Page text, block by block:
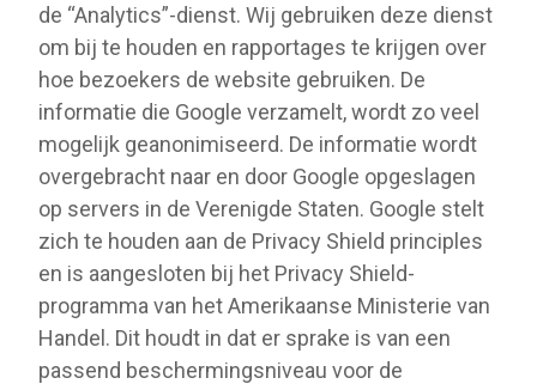
de “Analytics”-dienst. Wij gebruiken deze dienst
om bij te houden en rapportages te krijgen over
hoe bezoekers de website gebruiken. De
informatie die Google verzamelt, wordt zo veel
mogelijk geanonimiseerd. De informatie wordt
overgebracht naar en door Google opgeslagen
op servers in de Verenigde Staten. Google stelt
zich te houden aan de Privacy Shield principles
en is aangesloten bij het Privacy Shield-
programma van het Amerikaanse Ministerie van
Handel. Dit houdt in dat er sprake is van een
passend beschermingsniveau voor de